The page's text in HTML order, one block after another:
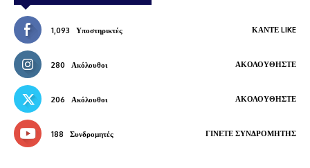
1,093 Υποστηρικτές ΚΆΝΤΕ LIKE
280 Ακόλουθοι ΑΚΟΛΟΥΘΉΣΤΕ
206 Ακόλουθοι ΑΚΟΛΟΥΘΉΣΤΕ
188 Συνδρομητές ΓΊΝΕΤΕ ΣΥΝΔΡΟΜΗΤΉΣ